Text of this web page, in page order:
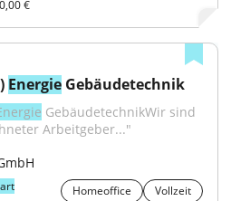
€
Energie Gebäudetechnik
GebäudetechnikWir sind
Arbeitgeber..."
Homeoffice
Vollzeit